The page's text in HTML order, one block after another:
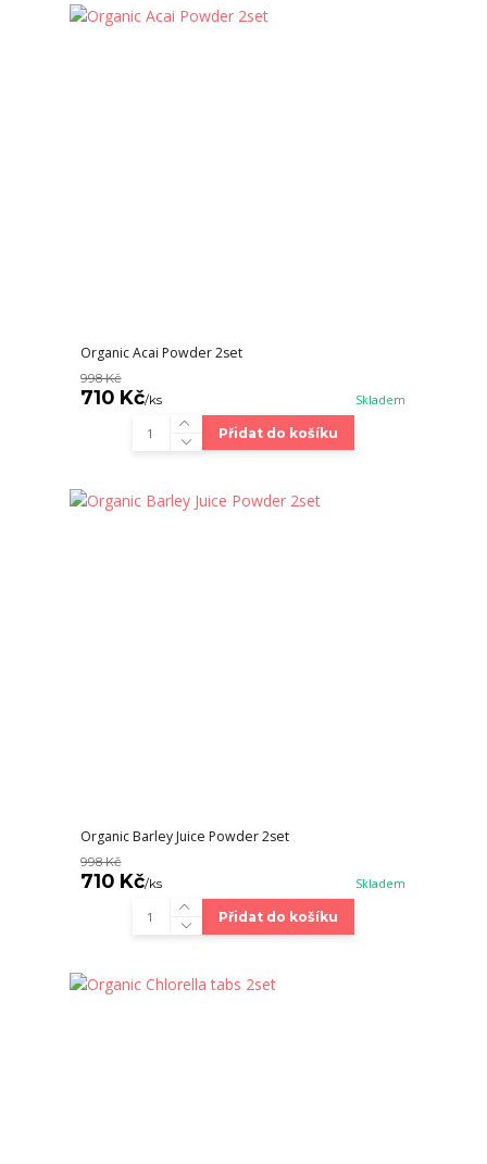
Organic Acai Powder 2set
998 Kč
710 Kč/ks Skladem
Přidat do košíku
Organic Barley Juice Powder 2set
998 Kč
710 Kč/ks Skladem
Přidat do košíku